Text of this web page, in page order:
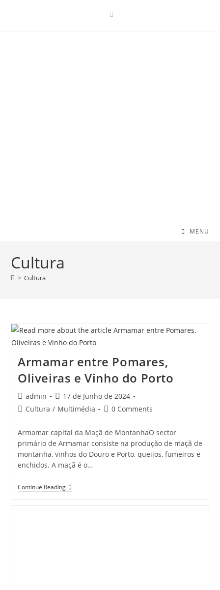
MENU
Cultura
> Cultura
Armamar entre Pomares,
Oliveiras e Vinho do Porto
Post
author:
admin
Post
published:
17 de Junho de 2024
PostCultura / Multimédia
Post0 Comments
Armamar capital da Maçã de MontanhaO sector
primário de Armamar consiste na produção de maçã de
montanha, vinhos do Douro e Porto, queijos, fumeiros e
enchidos. A maçã é o…
Continue ReadingArmamar
Entre